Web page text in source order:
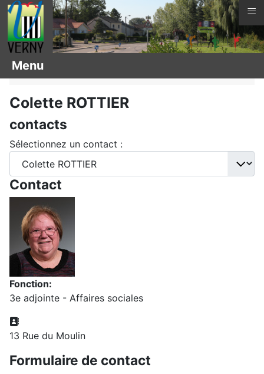
Vous êtes ici :
Contacts (courriel)
Colette ROTTIER
contacts
Sélectionnez un contact :
Contact
Fonction:
3e adjointe - Affaires sociales
Adresse:
13 Rue du Moulin
Formulaire de contact
Menu
≡